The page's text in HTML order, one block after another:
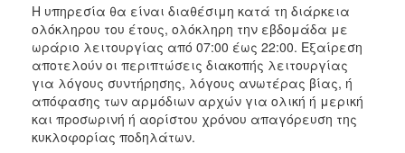
Η υπηρεσία θα είναι διαθέσιμη κατά τη διάρκεια
ολόκληρου του έτους, ολόκληρη την εβδομάδα με
ωράριο λειτουργίας από 07:00 έως 22:00. Εξαίρεση
αποτελούν οι περιπτώσεις διακοπής λειτουργίας
για λόγους συντήρησης, λόγους ανωτέρας βίας, ή
απόφασης των αρμόδιων αρχών για ολική ή μερική
και προσωρινή ή αορίστου χρόνου απαγόρευση της
κυκλοφορίας ποδηλάτων.